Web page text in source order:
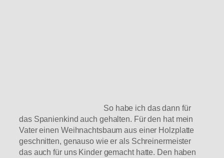
So habe ich das dann für
das Spanienkind auch gehalten. Für den hat mein
Vater einen Weihnachtsbaum aus einer Holzplatte
geschnitten, genauso wie er als Schreinermeister
das auch für uns Kinder gemacht hatte. Den haben